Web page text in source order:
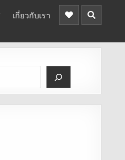
เกี่ยวกับเรา